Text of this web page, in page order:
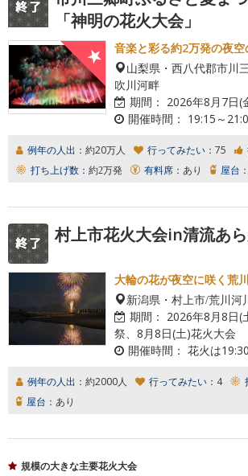
「神明の花火大会」
音楽と彩る約2万発の夜空
山梨県・西八代郡市川
吹川河畔
期間： 2026年8月7日(
開催時間： 19:15～
例年の人出： 約20万人 行ってみたい： 75
打ち上げ数： 約2万発 有料席： あり 屋台：
村上市花火大会in清流あ
大輪の花が夜空に咲く荒
新潟県・村上市/荒川河
期間： 2026年8月8日(
祭、8月8日(土)花火大会
開催時間： 花火は
例年の人出： 約2000人 行ってみたい： 4
屋台： あり
規模の大きな主要花火大会